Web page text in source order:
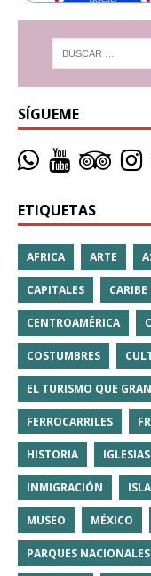
SÍGUEME
ETIQUETAS
AFRICA ARTE
CAPITALES CARIBE
CENTROAMÉRICA
COSTUMBRES
EL TURISMO QUE
FERROCARRILES
HISTORIA IGLESIAS
INMIGRACIÓN
MUSEO MÉXICO
PARQUES NACIONALES